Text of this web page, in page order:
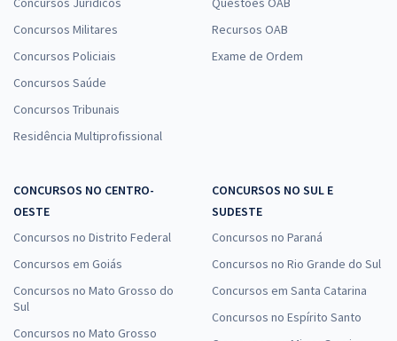
Concursos Militares
Concursos Policiais
Concursos Saúde
Concursos Tribunais
Residência Multiprofissional
Recursos OAB
Exame de Ordem
CONCURSOS NO CENTRO-
OESTE
Concursos no Distrito Federal
Concursos em Goiás
Concursos no Mato Grosso do
Sul
Concursos no Mato Grosso
CONCURSOS NO SUL E
SUDESTE
Concursos no Paraná
Concursos no Rio Grande do Sul
Concursos em Santa Catarina
Concursos no Espírito Santo